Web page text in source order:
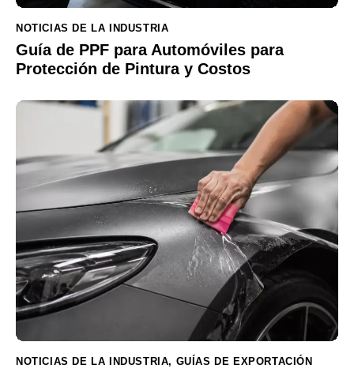
NOTICIAS DE LA INDUSTRIA
Guía de PPF para Automóviles para
Protección de Pintura y Costos
NOTICIAS DE LA INDUSTRIA, GUÍAS DE EXPORTACIÓN